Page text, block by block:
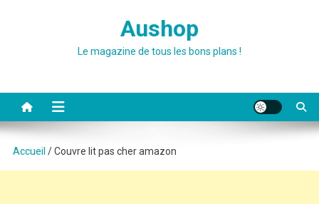
Aushop
Le magazine de tous les bons plans !
Accueil / Couvre lit pas cher amazon